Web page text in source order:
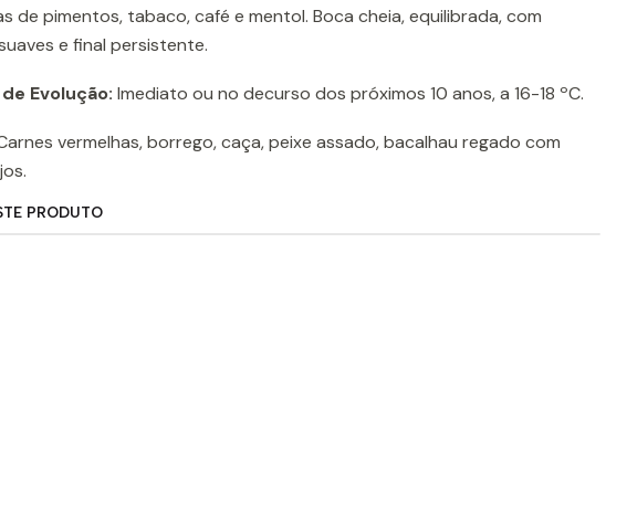
de pimentos, tabaco, café e mentol. Boca cheia, equilibrada, com
e final persistente.
Evolução: Imediato ou no decurso dos próximos 10 anos, a 16-18 ºC.
vermelhas, borrego, caça, peixe assado, bacalhau regado com
PRODUTO